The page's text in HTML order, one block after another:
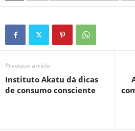
Previous article
Instituto Akatu dá dicas
de consumo consciente